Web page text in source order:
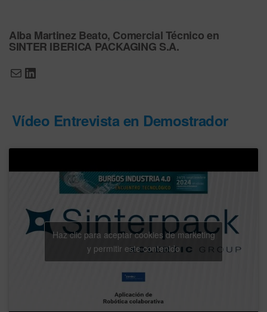
Alba Martinez Beato, Comercial Técnicoen
SINTER IBERICA PACKAGING S.A.
Vídeo Entrevista en Demostrador
Haz clic para aceptar cookies de marketing
y permitir este contenido